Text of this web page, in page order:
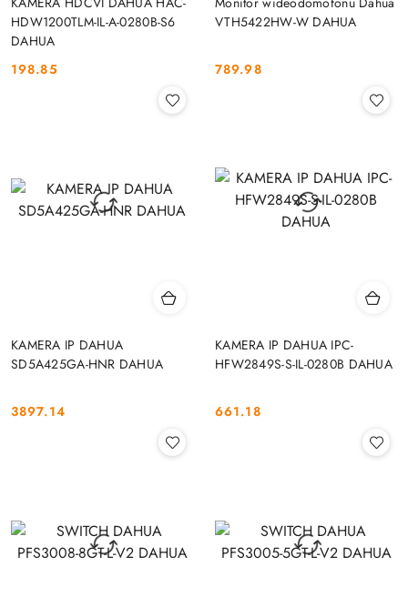
HDW1200TLM-IL-A-0280B-S6
DAHUA
Cena:
198.85
VTH5422HW-W DAHUA
Cena:
789.98
KAMERA IP DAHUA
SD5A425GA-HNR DAHUA
Cena:
3897.14
KAMERA IP DAHUA IPC-
HFW2849S-S-IL-0280B DAHUA
Cena:
661.18